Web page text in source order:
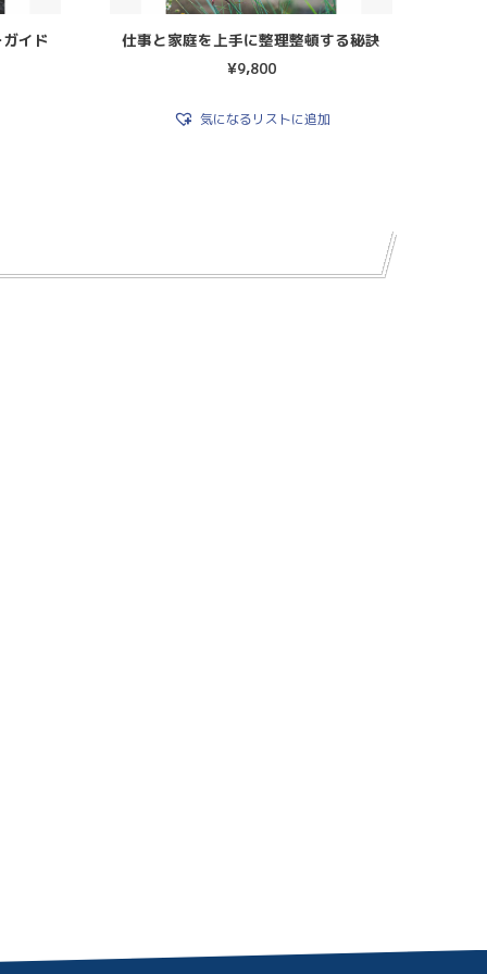
イド 仕事と家庭を上手に整理整頓する秘訣
¥9,800
気になるリストに追加